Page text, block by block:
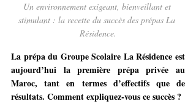
Un environnement exigeant, bienveillant et
stimulant : la recette du succès des prépas La
Résidence.
La prépa du Groupe Scolaire La Résidence est
aujourd’hui la première prépa privée au
Maroc, tant en termes d’effectifs que de
résultats. Comment expliquez-vous ce succès ?